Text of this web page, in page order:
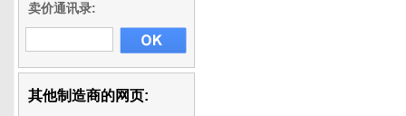
卖价通讯录:
其他制造商的网页: